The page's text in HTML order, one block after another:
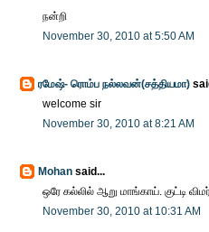
நன்றி
November 30, 2010 at 5:50 AM
ரமேஷ்- ரொம்ப நல்லவன்(சத்தியமா)
welcome sir
November 30, 2010 at 8:21 AM
Mohan said...
ஒரே கல்லில் ஆறு மாங்காய். குட்டி
November 30, 2010 at 10:31 AM